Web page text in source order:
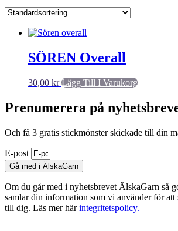
SÖREN Overall
30,00 kr Lägg Till I Varukorg
Prenumerera på
Och få 3 gratis stickmönster skickade till din
E-post
Gå med i ÄlskaGarn
Om du går med i nyhetsbrevet ÄlskaGarn så
samlar din information som vi använder för att
till dig. Läs mer härintegritetspolicy.